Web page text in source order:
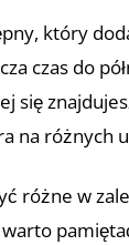
który
czas do
się
na różnych
różne w